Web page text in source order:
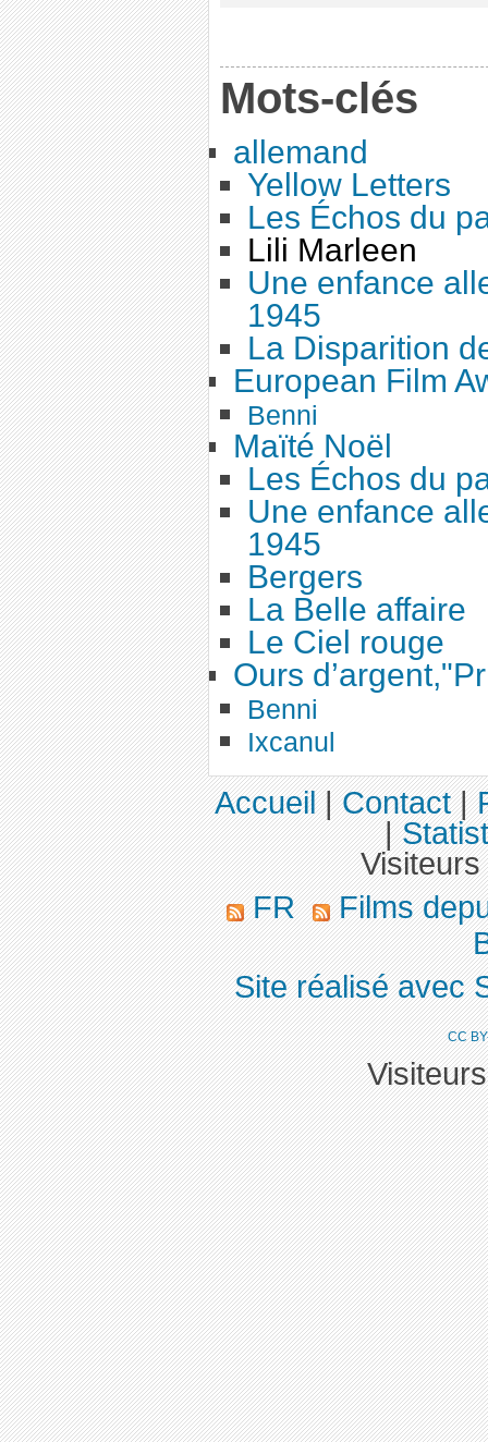
Mots-clés
allemand
Yellow Letters
Les Échos du
Lili Marleen
Une enfance
1945
La Disparition
European Film
Benni
Maïté Noël
Les Échos du
Une enfance
1945
Bergers
La Belle affaire
Le Ciel rouge
Ours
Benni
Ixcanul
Accueil|Contact|
|
FR
Films
Site réalisé avec
CC